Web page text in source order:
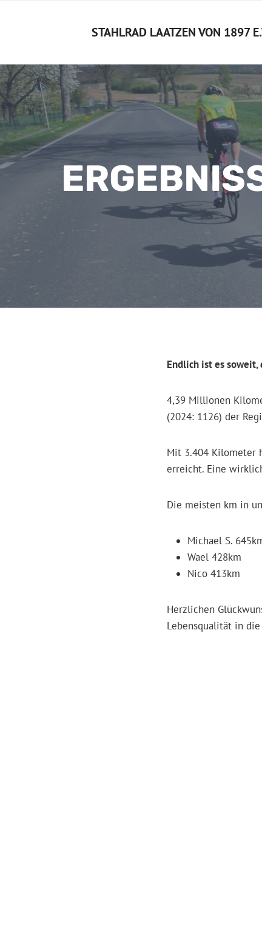
STAHLRAD LAATZEN VON 1897
Endlich ist es soweit,
4,39 Millionen
(2024: 1126) der
Mit 3.404 Kilometer
erreicht. Eine
Die meisten km in
Michael S.
⁠Wael 428km
⁠Nico 413km
Herzlichen
Lebensqualität in